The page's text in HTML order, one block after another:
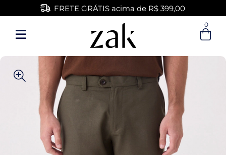
FRETE GRÁTIS acima de R$ 399,00
0